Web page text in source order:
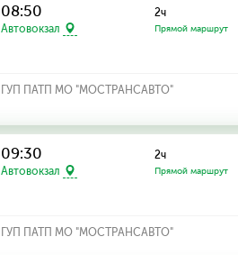
08:50
Автовокзал
2ч
Прямой маршрут
ГУП ПАТП МО "МОСТРАНСАВТО"
09:30
Автовокзал
2ч
Прямой маршрут
ГУП ПАТП МО "МОСТРАНСАВТО"